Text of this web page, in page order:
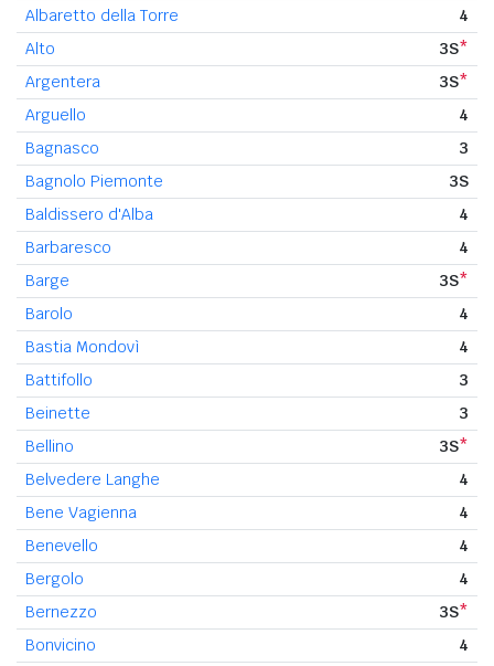
Albaretto della Torre
4
Alto
3S*
Argentera
3S*
Arguello
4
Bagnasco
3
Bagnolo Piemonte
3S
Baldissero d'Alba
4
Barbaresco
4
Barge
3S*
Barolo
4
Bastia Mondovì
4
Battifollo
3
Beinette
3
Bellino
3S*
Belvedere Langhe
4
Bene Vagienna
4
Benevello
4
Bergolo
4
Bernezzo
3S*
Bonvicino
4